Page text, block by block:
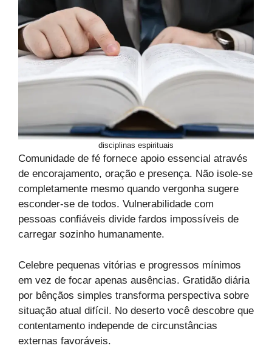
disciplinas espirituais
Comunidade de fé fornece apoio essencial através
de encorajamento, oração e presença. Não isole-se
completamente mesmo quando vergonha sugere
esconder-se de todos. Vulnerabilidade com
pessoas confiáveis divide fardos impossíveis de
carregar sozinho humanamente.
Celebre pequenas vitórias e progressos mínimos
em vez de focar apenas ausências. Gratidão diária
por bênçãos simples transforma perspectiva sobre
situação atual difícil. No deserto você descobre que
contentamento independe de circunstâncias
externas favoráveis.